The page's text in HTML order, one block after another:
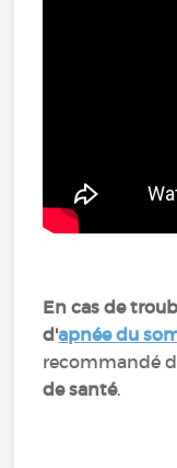
En cas de
d'apnée du
recommandé
de santé.